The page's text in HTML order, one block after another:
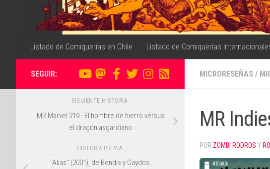
Listado de Comiquerías en Chile Listado de Comiquerías
MICRORESEÑAS /
MR
POR ZOMBI RODROS Y
SEGUIR:
SIGUIENTE HISTORIA
MR Marvel 219 - El hombre de hierro versus
el dragón asgardiano
HISTORIA PREVIA
"Alias" (2001), de Bendis y Gaydos: